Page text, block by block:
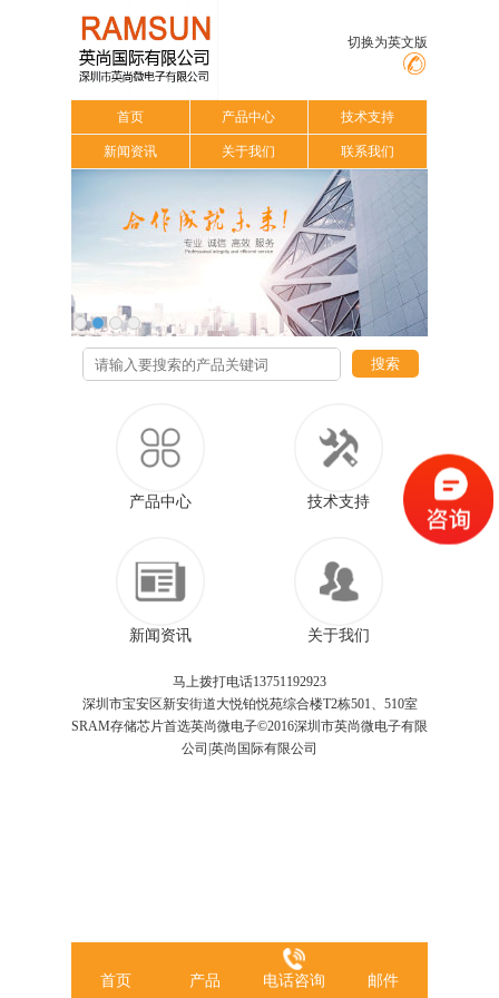
切换为英文版
首页 产品中心 技术支持
新闻资讯 关于我们 联系我们
搜索
产品中心 技术支持
新闻资讯 关于我们
马上拨打电话13751192923
深圳市宝安区新安街道大悦铂悦苑综合楼T2栋501、510室
SRAM存储芯片首选英尚微电子©2016深圳市英尚微电子有限
公司|英尚国际有限公司
首页 产品 电话咨询 邮件